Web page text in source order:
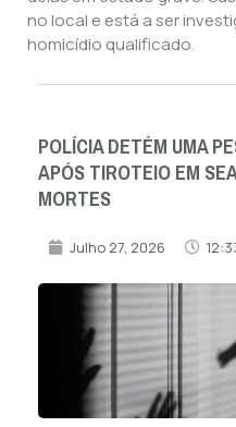
no local e está a ser
homicídio qualificado.
POLÍCIA DETÉM UMA
APÓS TIROTEIO EM
MORTES
Julho 27, 2026